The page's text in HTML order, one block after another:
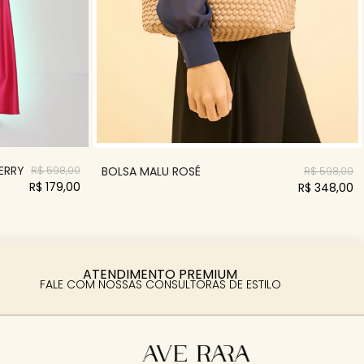
R$ 598,00
R$ 179,00
BOLSA MALU ROSÉ R$ 598,00
R$ 348,00
ATENDIMENTO PREMIUM
FALE COM NOSSAS CONSULTORAS DE ESTILO